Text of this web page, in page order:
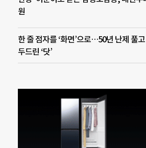
원
한 줄 점자를 ‘화면’으로…50년 난제 풀
두드린 ‘닷’